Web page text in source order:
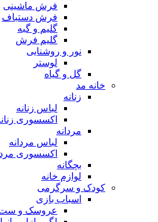
فرش ماشینی
فرش دستباف
گلیم و گبه
گلیم فرش
نور و روشنایی
لوستر
گل و گیاه
خانه مد
زنانه
لباس زنانه
اکسسوری
مردانه
لباس مردانه
اکسسوری
بچگانه
لوازم خانه
کودک و سرگرمی
اسباب بازی
عروسک و ست